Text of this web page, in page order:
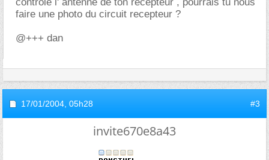
faire une photo du circuit recepteur ?
@+++ dan
17/01/2004, 05h28 #3
invite670e8a43